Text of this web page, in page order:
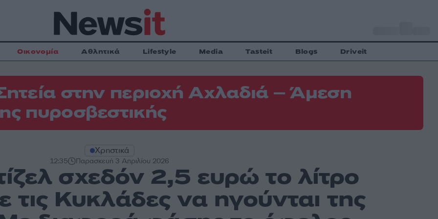
Οικονομία Αθλητικά Lifestyle Media Tasteit Blogs Driveit
στην περιοχή Αχλαδιά – Άμεση
πυροσβεστικής
Χρηστικά
12:35 Παρασκευή 3 Απριλίου 2026
σχεδόν 2,5 ευρώ το λίτρο
τις Κυκλάδες να ηγούνται της